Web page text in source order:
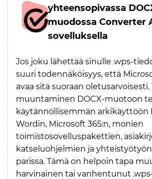
yhteensopivassa
muodossa Converter
sovelluksella
Jos joku lähettää sinulle .wps-
suuri todennäköisyys, että
avaa sitä suoraan
muuntaminen DOCX-muotoon
käytännöllisemmän arkikäyttöön
Wordin, Microsoft 365:n, monien
toimistosovelluspakettien,
katseluohjelmien ja
parissa. Tämä on helpoin tapa
harvinainen tai vanhentunut